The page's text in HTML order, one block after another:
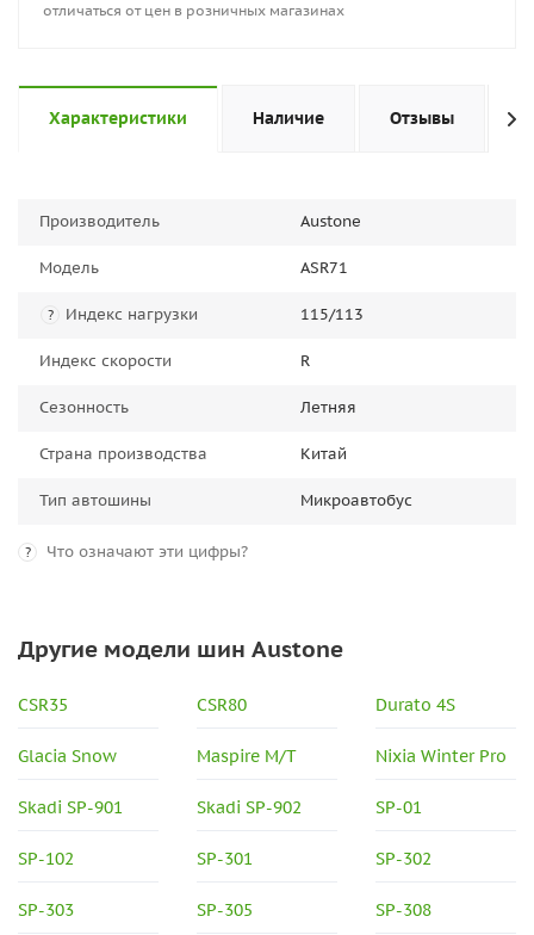
отличаться от цен в розничных магазинах
Характеристики Наличие Отзывы
Производитель Austone
Модель ASR71
? Индекс нагрузки 115/113
Индекс скорости R
Сезонность Летняя
Страна производства Китай
Тип автошины Микроавтобус
? Что означают эти цифры?
Другие модели шин Austone
CSR35 CSR80 Durato 4S
Glacia Snow Maspire M/T Nixia Winter Pro
Skadi SP-901 Skadi SP-902 SP-01
SP-102 SP-301 SP-302
SP-303 SP-305 SP-308